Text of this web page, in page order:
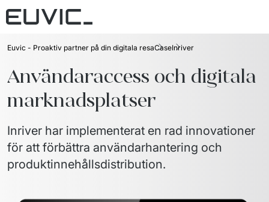
Vårt erbjudande
Digital talents
Digital solutions
Advisory & digital transformation
Branscher
Industri och tillverkning
Plattform
The good people
Kontakta oss
Case
Euvic - Proaktiv partner på din digitala resaCaseInriver
Användaraccess och digitala
marknadsplatser
Inriver har implementerat en rad innovationer
för att förbättra användarhantering och
produktinnehållsdistribution.